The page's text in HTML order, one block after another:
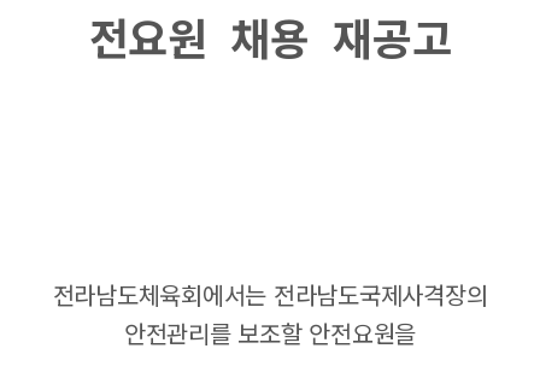
전요원 채용 재공고
전라남도체육회에서는 전라남도국제사격장의
안전관리를 보조할 안전요원을